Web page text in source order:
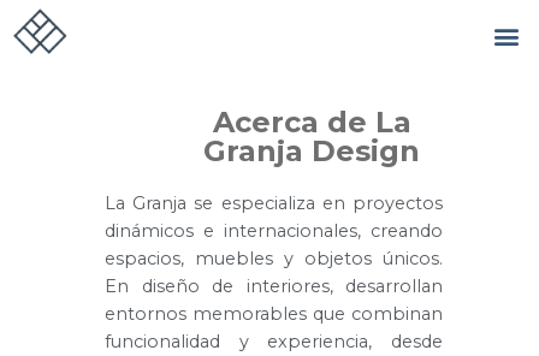
Acerca de La
Granja Design
La Granja se especializa en proyectos
dinámicos e internacionales, creando
espacios, muebles y objetos únicos.
En diseño de interiores, desarrollan
entornos memorables que combinan
funcionalidad y experiencia, desde